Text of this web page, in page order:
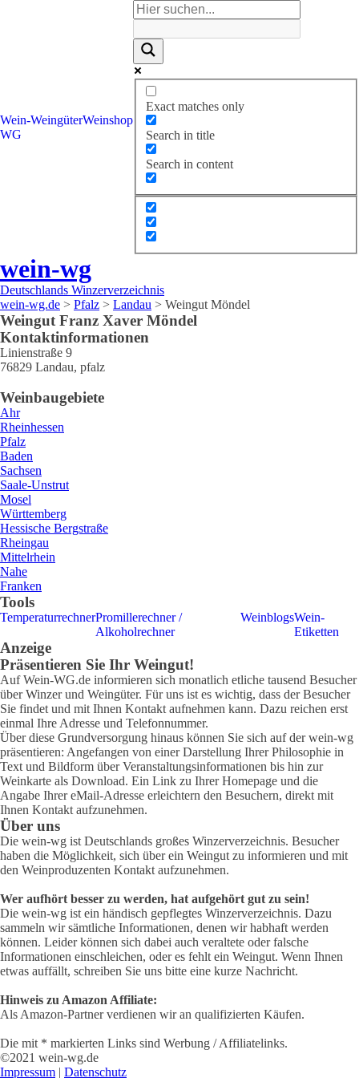
Wein-
WG
WeingüterWeinshop
Exact matches only
Search in title
Search in content
wein-wg
Deutschlands Winzerverzeichnis
wein-wg.de > Pfalz > Landau > Weingut Möndel
Weingut Franz Xaver Möndel
Kontaktinformationen
Linienstraße 9
76829 Landau, pfalz
Weinbaugebiete
Ahr
Rheinhessen
Pfalz
Baden
Sachsen
Saale-Unstrut
Mosel
Württemberg
Hessische Bergstraße
Rheingau
Mittelrhein
Nahe
Franken
Tools
TemperaturrechnerPromillerechner /
Alkoholrechner
WeinblogsWein-
Etiketten
Anzeige
Präsentieren Sie Ihr Weingut!
Auf Wein-WG.de informieren sich monatlich etliche tausend Besucher
über Winzer und Weingüter. Für uns ist es wichtig, dass der Besucher
Sie findet und mit Ihnen Kontakt aufnehmen kann. Dazu reichen erst
einmal Ihre Adresse und Telefonnummer.
Über diese Grundversorgung hinaus können Sie sich auf der wein-wg
präsentieren: Angefangen von einer Darstellung Ihrer Philosophie in
Text und Bildform über Veranstaltungsinformationen bis hin zur
Weinkarte als Download. Ein Link zu Ihrer Homepage und die
Angabe Ihrer eMail-Adresse erleichtern den Besuchern, direkt mit
Ihnen Kontakt aufzunehmen.
Über uns
Die wein-wg ist Deutschlands großes Winzerverzeichnis. Besucher
haben die Möglichkeit, sich über ein Weingut zu informieren und mit
den Weinproduzenten Kontakt aufzunehmen.
Wer aufhört besser zu werden, hat aufgehört gut zu sein!
Die wein-wg ist ein händisch gepflegtes Winzerverzeichnis. Dazu
sammeln wir sämtliche Informationen, denen wir habhaft werden
können. Leider können sich dabei auch veraltete oder falsche
Informationen einschleichen, oder es fehlt ein Weingut. Wenn Ihnen
etwas auffällt, schreiben Sie uns bitte eine kurze Nachricht.
Hinweis zu Amazon Affiliate:
Als Amazon-Partner verdienen wir an qualifizierten Käufen.
Die mit * markierten Links sind Werbung / Affiliatelinks.
©2021 wein-wg.de
Impressum | Datenschutz